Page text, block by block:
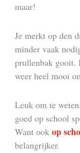
maar!
Je merkt op den
minder vaak
prullenbak gooit.
weer heel mooi
Leuk om te
goed op school
Want ook op
belangrijker.